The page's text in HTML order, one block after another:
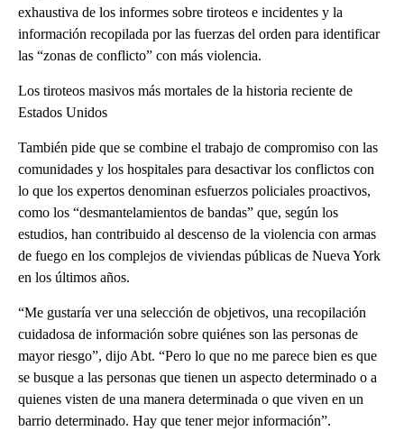
exhaustiva de los informes sobre tiroteos e incidentes y la
información recopilada por las fuerzas del orden para identificar
las “zonas de conflicto” con más violencia.
Los tiroteos masivos más mortales de la historia reciente de
Estados Unidos
También pide que se combine el trabajo de compromiso con las
comunidades y los hospitales para desactivar los conflictos con
lo que los expertos denominan esfuerzos policiales proactivos,
como los “desmantelamientos de bandas” que, según los
estudios, han contribuido al descenso de la violencia con armas
de fuego en los complejos de viviendas públicas de Nueva York
en los últimos años.
“Me gustaría ver una selección de objetivos, una recopilación
cuidadosa de información sobre quiénes son las personas de
mayor riesgo”, dijo Abt. “Pero lo que no me parece bien es que
se busque a las personas que tienen un aspecto determinado o a
quienes visten de una manera determinada o que viven en un
barrio determinado. Hay que tener mejor información”.